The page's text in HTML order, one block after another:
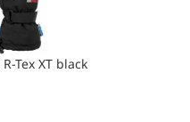
Tex XT black